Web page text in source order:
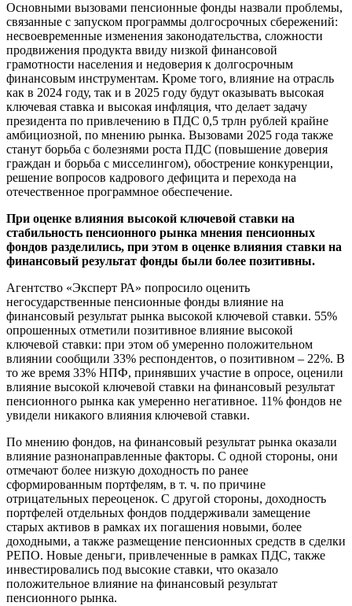
Основными вызовами пенсионные фонды назвали проблемы,
связанные с запуском программы долгосрочных сбережений:
несвоевременные изменения законодательства, сложности
продвижения продукта ввиду низкой финансовой
грамотности населения и недоверия к долгосрочным
финансовым инструментам. Кроме того, влияние на отрасль
как в 2024 году, так и в 2025 году будут оказывать высокая
ключевая ставка и высокая инфляция, что делает задачу
президента по привлечению в ПДС 0,5 трлн рублей крайне
амбициозной, по мнению рынка. Вызовами 2025 года также
станут борьба с болезнями роста ПДС (повышение доверия
граждан и борьба с мисселингом), обострение конкуренции,
решение вопросов кадрового дефицита и перехода на
отечественное программное обеспечение.
При оценке влияния высокой ключевой ставки на
стабильность пенсионного рынка мнения пенсионных
фондов разделились, при этом в оценке влияния ставки на
финансовый результат фонды были более позитивны.
Агентство «Эксперт РА» попросило оценить
негосударственные пенсионные фонды влияние на
финансовый результат рынка высокой ключевой ставки. 55%
опрошенных отметили позитивное влияние высокой
ключевой ставки: при этом об умеренно положительном
влиянии сообщили 33% респондентов, о позитивном – 22%. В
то же время 33% НПФ, принявших участие в опросе, оценили
влияние высокой ключевой ставки на финансовый результат
пенсионного рынка как умеренно негативное. 11% фондов не
увидели никакого влияния ключевой ставки.
По мнению фондов, на финансовый результат рынка оказали
влияние разнонаправленные факторы. С одной стороны, они
отмечают более низкую доходность по ранее
сформированным портфелям, в т. ч. по причине
отрицательных переоценок. С другой стороны, доходность
портфелей отдельных фондов поддерживали замещение
старых активов в рамках их погашения новыми, более
доходными, а также размещение пенсионных средств в сделки
РЕПО. Новые деньги, привлеченные в рамках ПДС, также
инвестировались под высокие ставки, что оказало
положительное влияние на финансовый результат
пенсионного рынка.